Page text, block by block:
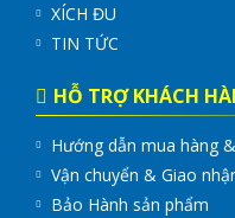
XÍCH ĐU
TIN TỨC
HỖ TRỢ KHÁCH
Hướng dẫn mua hàng
Vận chuyển & Giao
Bảo Hành sản phẩm